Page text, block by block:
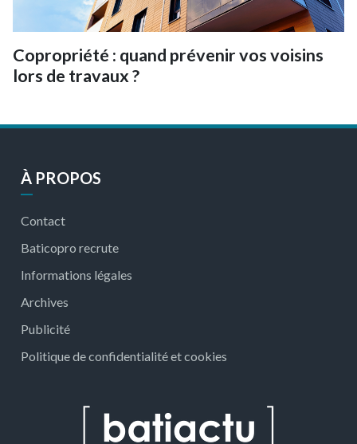
Copropriété : quand prévenir vos voisins
lors de travaux ?
À PROPOS
Contact
Baticopro recrute
Informations légales
Archives
Publicité
Politique de confidentialité et cookies